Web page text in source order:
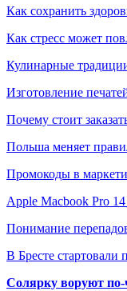
Как сохранить
Как стресс может
Кулинарные
Изготовление
Почему стоит
Польша меняет
Промокоды в
Apple Macbook Pro
Понимание
В Бресте стартовали
Солярку воруют